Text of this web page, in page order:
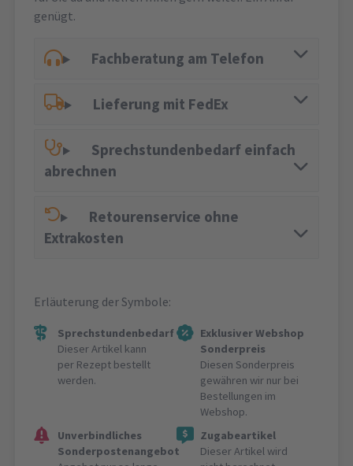
genügt.
Fachberatung am Telefon
Lieferung mit FedEx
Sprechstundenbedarf einfach
abrechnen
Retourenservice ohne
Extrakosten
Erläuterung der Symbole:
Sprechstundenbedarf
Dieser Artikel kann
per Rezept bestellt
werden.
Exklusiver Webshop
Sonderpreis
Diesen Sonderpreis
gewähren wir nur bei
Bestellungen im
Webshop.
Unverbindliches
Sonderpostenangebot
Zugabeartikel
Dieser Artikel wird